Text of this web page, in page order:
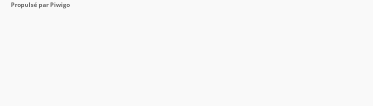
Propulsé par Piwigo